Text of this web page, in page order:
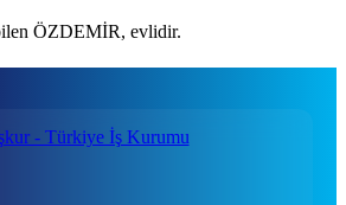
ÖZDEMİR, evlidir.